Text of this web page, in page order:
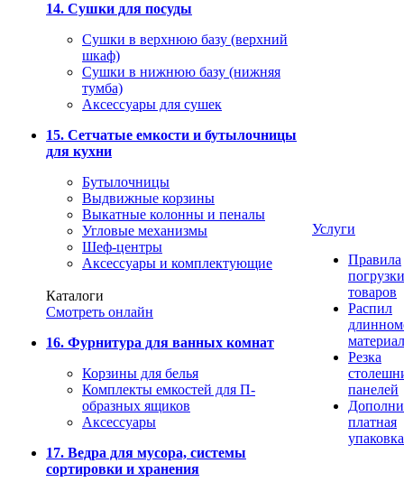
14. Сушки для посуды
Сушки в верхнюю базу (верхний
шкаф)
Сушки в нижнюю базу (нижняя
тумба)
Аксессуары для сушек
15. Сетчатые емкости и бутылочницы
для кухни
Бутылочницы
Выдвижные корзины
Выкатные колонны и пеналы
Угловые механизмы
Шеф-центры
Аксессуары и комплектующие
Каталоги
Смотреть онлайн
16. Фурнитура для ванных комнат
Корзины для белья
Комплекты емкостей для П-
образных ящиков
Аксессуары
17. Ведра для мусора, системы
сортировки и хранения
Услуги
Правила
погрузки
товаров
Распил
Резка
панелей
платная
упаковка